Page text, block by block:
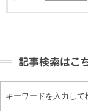
記事検索はこ